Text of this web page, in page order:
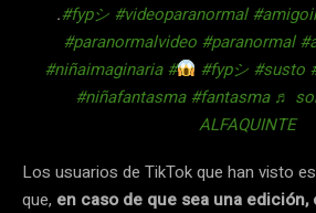
.#fypシ #videoparanormal
#paranormalvideo #paranormal
#niñaimaginaria # #fypシ #susto
#niñafantasma #fantasma ♬
ALFAQUINTE
Los usuarios de TikTok que han visto
que, en caso de que sea una edición,